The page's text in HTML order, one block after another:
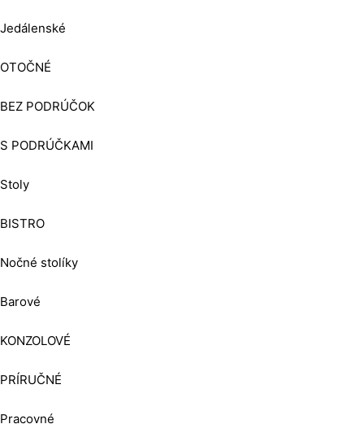
Jedálenské
OTOČNÉ
BEZ PODRÚČOK
S PODRÚČKAMI
Stoly
BISTRO
Nočné stolíky
Barové
KONZOLOVÉ
PRÍRUČNÉ
Pracovné